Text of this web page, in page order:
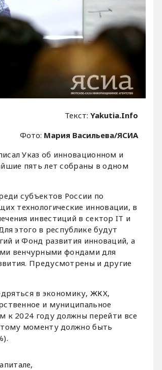
Текст:Yakutia.Info
Фото: Мария Васильева/ЯСИА
Указ об инновационном и
пять лет собраны в одном
субъектов России по
технологические инновации, в
инвестиций в сектор IT и
этого в республике будут
и Фонд развития инноваций, а
венчурными фондами для
Предусмотрены и другие
в экономику, ЖКХ,
и муниципальное
к 2024 году должны перейти все
моменту должно быть